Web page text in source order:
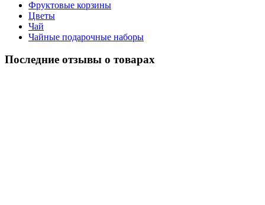
Фруктовые корзины
Цветы
Чай
Чайные подарочные наборы
Последние отзывы о товарах